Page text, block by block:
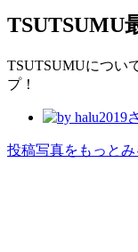
TSUTSUMU
TSUTSUMUについ
プ！
投稿写真をもっとみ